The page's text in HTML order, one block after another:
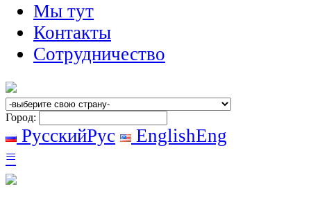
Мы тут
Контакты
Сотрудничество
Город:
РусскийРус EnglishEng
≡